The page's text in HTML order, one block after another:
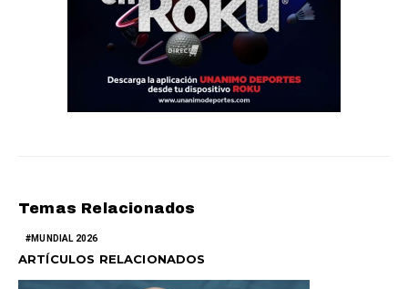
Temas Relacionados
MUNDIAL 2026
ARTÍCULOS RELACIONADOS